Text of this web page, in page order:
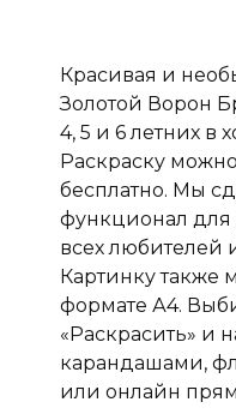
Красивая и
Золотой Ворон
4, 5 и 6 летних в
Раскраску
бесплатно. Мы
функционал для
всех любителей
Картинку также
формате А4.
«Раскрасить» и
карандашами,
или онлайн